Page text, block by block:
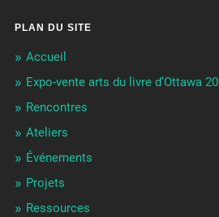
PLAN DU SITE
Accueil
Expo-vente arts du livre d’Ottawa
Rencontres
Ateliers
Événements
Projets
Ressources